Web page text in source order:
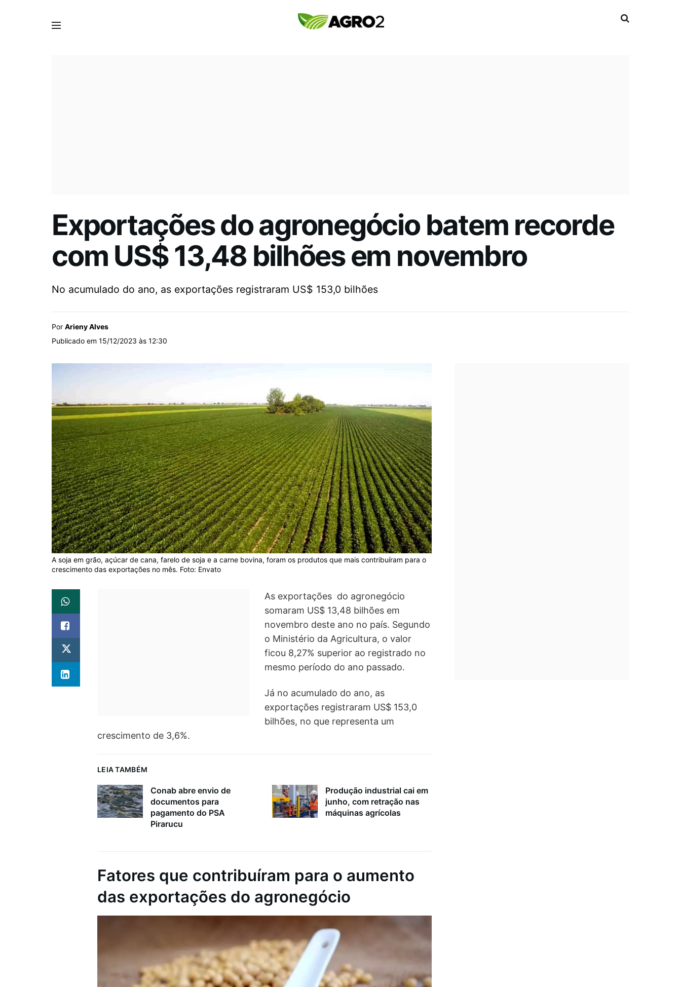
Exportações do agronegócio batem recorde
com US$ 13,48 bilhões em novembro
No acumulado do ano, as exportações registraram US$ 153,0 bilhões
Por Arieny Alves
Publicado em 15/12/2023 às 12:30
A soja em grão, açúcar de cana, farelo de soja e a carne bovina, foram os produtos que mais contribuíram para o
crescimento das exportações no mês. Foto: Envato
As exportações do agronegócio
somaram US$ 13,48 bilhões em
novembro deste ano no país. Segundo
o Ministério da Agricultura, o valor
ficou 8,27% superior ao registrado no
mesmo período do ano passado.
Já no acumulado do ano, as
exportações registraram US$ 153,0
bilhões, no que representa um
crescimento de 3,6%.
LEIA TAMBÉM
Conab abre envio de
documentos para
pagamento do PSA
Pirarucu
Produção industrial cai em
junho, com retração nas
máquinas agrícolas
Fatores que contribuíram para o aumento
das exportações do agronegócio